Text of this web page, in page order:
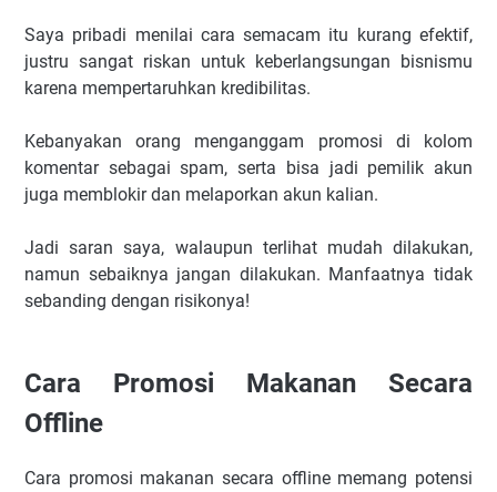
Saya pribadi menilai cara semacam itu kurang efektif,
justru sangat riskan untuk keberlangsungan bisnismu
karena mempertaruhkan kredibilitas.
Kebanyakan orang menganggam promosi di kolom
komentar sebagai spam, serta bisa jadi pemilik akun
juga memblokir dan melaporkan akun kalian.
Jadi saran saya, walaupun terlihat mudah dilakukan,
namun sebaiknya jangan dilakukan. Manfaatnya tidak
sebanding dengan risikonya!
Cara Promosi Makanan Secara
Offline
Cara promosi makanan secara offline memang potensi